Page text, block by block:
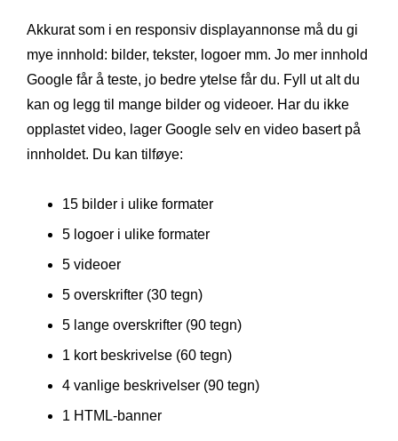
Akkurat som i en responsiv displayannonse må du gi
mye innhold: bilder, tekster, logoer mm. Jo mer innhold
Google får å teste, jo bedre ytelse får du. Fyll ut alt du
kan og legg til mange bilder og videoer. Har du ikke
opplastet video, lager Google selv en video basert på
innholdet. Du kan tilføye:
15 bilder i ulike formater
5 logoer i ulike formater
5 videoer
5 overskrifter (30 tegn)
5 lange overskrifter (90 tegn)
1 kort beskrivelse (60 tegn)
4 vanlige beskrivelser (90 tegn)
1 HTML-banner